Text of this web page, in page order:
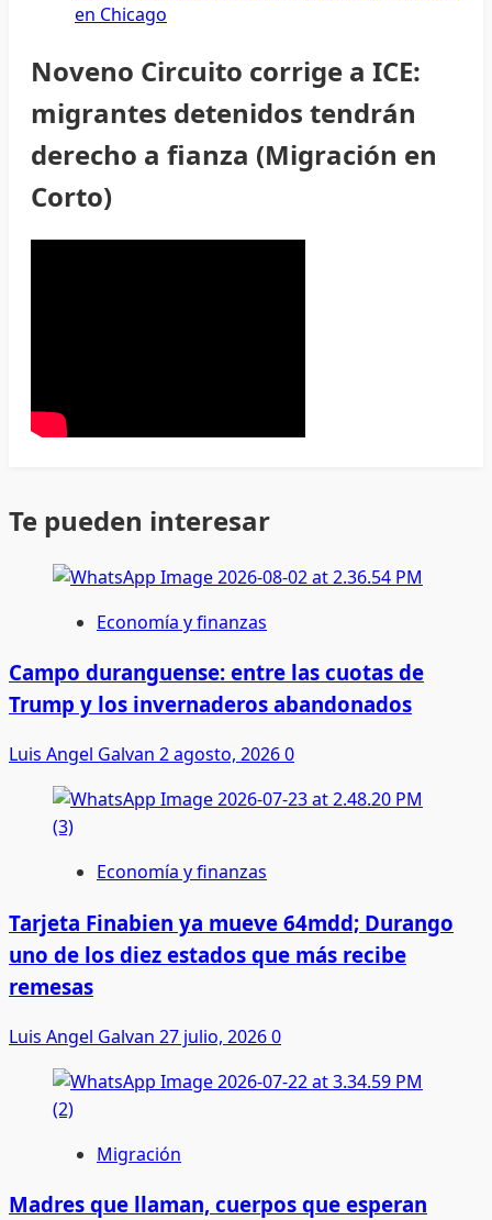
en Chicago
Noveno Circuito corrige a ICE:
migrantes detenidos tendrán
derecho a fianza (Migración en
Corto)
Te pueden interesar
Economía y finanzas
Campo duranguense: entre las cuotas de
Trump y los invernaderos abandonados
Luis Angel Galvan 2 agosto, 20260
Economía y finanzas
Tarjeta Finabien ya mueve 64mdd; Durango
uno de los diez estados que más recibe
remesas
Luis Angel Galvan 27 julio, 20260
Migración
Madres que llaman, cuerpos que esperan